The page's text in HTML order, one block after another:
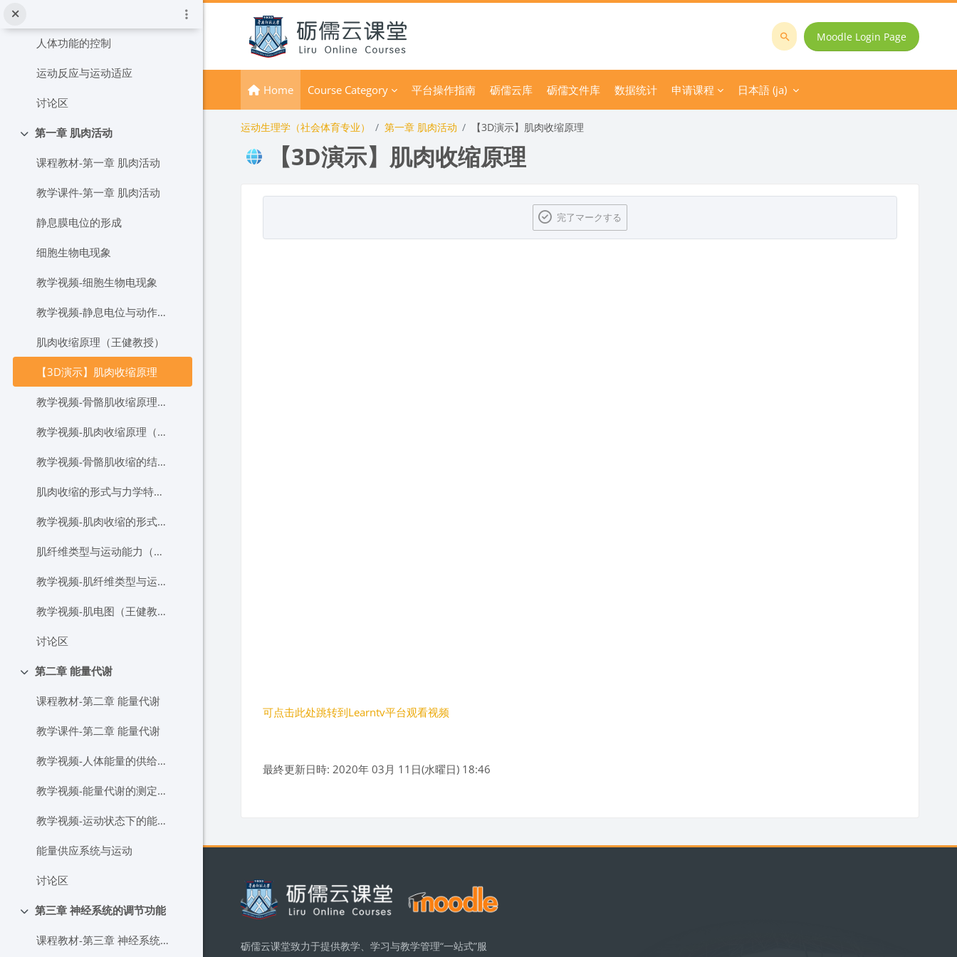
メインコンテンツへスキップする
人体功能的控制
运动反应与运动适应
讨论区
折りたたむ
第一章 肌肉活动
课程教材-第一章 肌肉活动
教学课件-第一章 肌肉活动
静息膜电位的形成
细胞生物电现象
教学视频-细胞生物电现象
教学视频-静息电位与动作电位
肌肉收缩原理（王健教授）
【3D演示】肌肉收缩原理
教学视频-骨骼肌收缩原理（周越教授）
教学视频-肌肉收缩原理（郝选明教授）
教学视频-骨骼肌收缩的结构基础（周越教授）
肌肉收缩的形式与力学特征（王健教授）
教学视频-肌肉收缩的形式与力学特征（郝选明教授）
肌纤维类型与运动能力（王健教授）
教学视频-肌纤维类型与运动能力（郝选明教授）
教学视频-肌电图（王健教授）
讨论区
折りたたむ
第二章 能量代谢
课程教材-第二章 能量代谢
教学课件-第二章 能量代谢
教学视频-人体能量的供给（郝选明教授）
教学视频-能量代谢的测定（郝选明教授）
教学视频-运动状态下的能量代谢（郝选明教授）
能量供应系统与运动
讨论区
折りたたむ
第三章 神经系统的调节功能
课程教材-第三章 神经系统的调节功能
コ
を
Moodle Login Page
Home Course Category 平台操作指南 砺儒云库 砺儒文件库 数据统计 申请课程 日本語 ‎(ja)‎
运动生理学（社会体育专业） 第一章 肌肉活动 【3D演示】肌肉收缩原理
【3D演示】肌肉收缩原理
完了マークする
可点击此处跳转到Learntv平台观看视频
最終更新日時: 2020年 03月 11日(水曜日) 18:46
ブロック
砺儒云课堂致力于提供教学、学习与教学管理“一站式”服